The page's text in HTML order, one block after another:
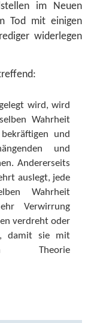
im Neuen
Tod mit einigen
widerlegen
wird, wird
Wahrheit
und
und
Andererseits
auslegt, jede
Wahrheit
Verwirrung
verdreht oder
damit sie mit
Theorie